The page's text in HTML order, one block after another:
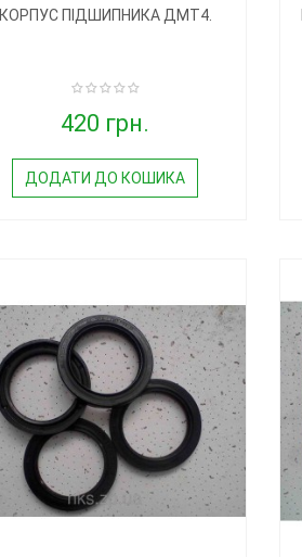
КОРПУС ПІДШИПНИКА ДМТ4.
420 грн.
ДОДАТИ ДО КОШИКА